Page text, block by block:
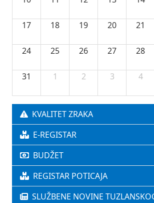
17 18 19 20 21
24 25 26 27 28
31 1 2 3 4
KVALITET ZRAKA
E-REGISTAR
BUDŽET
REGISTAR POTICAJA
SLUŽBENE NOVINE